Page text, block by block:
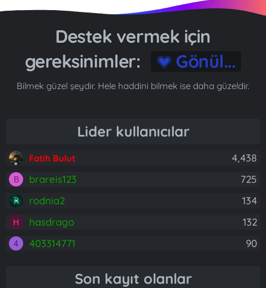
Destek vermek için
gereksinimler:
Gönül...
Bilmek güzel şeydir. Hele haddini bilmek ise daha güzeldir.
Lider kullanıcılar
Fatih Bulut 4,438
B brareis123
725
rodnia2
134
H hasdrago 132
4 403314771 90
Son kayıt olanlar